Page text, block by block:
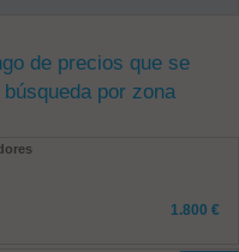
de precios que se
por zona
1.800 €